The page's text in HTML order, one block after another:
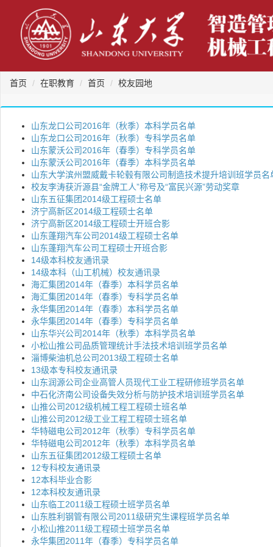
首页 在职教育 首页 校友园地
山东龙口公司2016年（秋季）本科学员名单
山东龙口公司2016年（秋季）专科学员名单
山东蒙沃公司2016年（春季）专科学员名单
山东蒙沃公司2016年（春季）本科学员名单
山东大学滨州盟威戴卡轮毂有限公司制造技术提升培训班学员名
校友李涛获沂源县“金牌工人”称号及“富民兴源”劳动奖章
山东五征集团2014级工程硕士名单
济宁高新区2014级工程硕士名单
济宁高新区2014级工程硕士开班合影
山东蓬翔汽车公司2014级工程硕士名单
山东蓬翔汽车公司工程硕士开班合影
14级本科校友通讯录
14级本科（山工机械）校友通讯录
海汇集团2014年（春季）本科学员名单
海汇集团2014年（春季）专科学员名单
永华集团2014年（春季）本科学员名单
永华集团2014年（春季）专科学员名单
山东华兴公司2014年（秋季）本科学员名单
小松山推公司品质管理统计手法技术培训班学员名单
淄博柴油机总公司2013级工程硕士名单
13级本专科校友通讯录
山东润源公司企业高管人员现代工业工程研修班学员名单
中石化济南公司设备失效分析与防护技术培训班学员名单
山推公司2012级机械工程工程硕士班名单
山推公司2012级工业工程工程硕士班名单
华特磁电公司2012年（秋季）专科学员名单
华特磁电公司2012年（秋季）本科学员名单
山东五征集团2012级工程硕士名单
12专科校友通讯录
12本科毕业合影
12本科校友通讯录
山东临工2011级工程硕士班学员名单
山东胜利钢管有限公司2011级研究生课程班学员名单
小松山推2011级工程硕士班学员名单
永华集团2011年（春季）专科学员名单